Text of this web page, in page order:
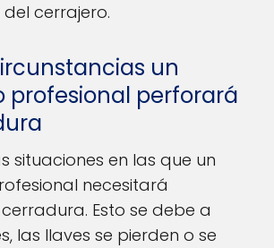
cerrajero.
un
profesional perforará
situaciones en las que un
necesitará
Esto se debe a
las llaves se pierden o se